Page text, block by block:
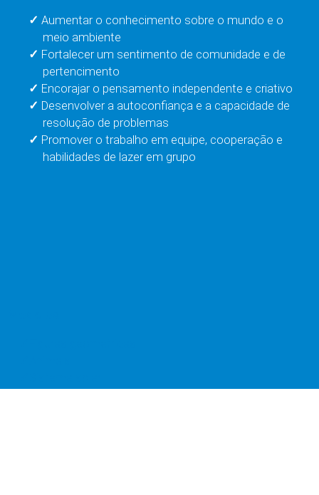
Aumentar o conhecimento sobre o mundo e o
meio ambiente
Fortalecer um sentimento de comunidade e de
pertencimento
Encorajar o pensamento independente e criativo
Desenvolver a autoconfiança e a capacidade de
resolução de problemas
Promover o trabalho em equipe, cooperação e
habilidades de lazer em grupo